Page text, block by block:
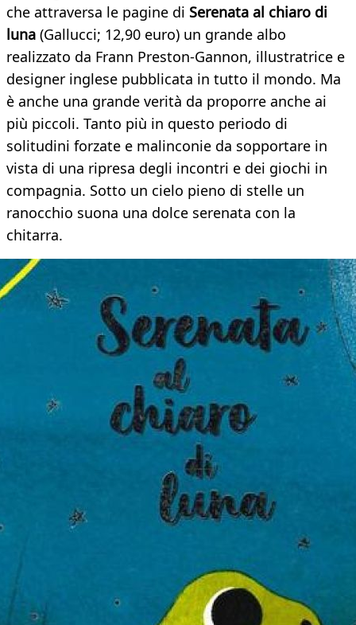
che attraversa le pagine di Serenata al chiaro di
luna (Gallucci; 12,90 euro) un grande albo
realizzato da Frann Preston-Gannon, illustratrice e
designer inglese pubblicata in tutto il mondo. Ma
è anche una grande verità da proporre anche ai
più piccoli. Tanto più in questo periodo di
solitudini forzate e malinconie da sopportare in
vista di una ripresa degli incontri e dei giochi in
compagnia. Sotto un cielo pieno di stelle un
ranocchio suona una dolce serenata con la
chitarra.